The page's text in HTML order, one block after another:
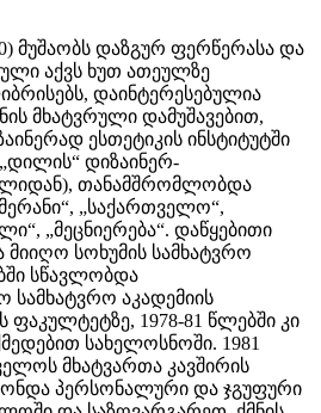
მუშაობს დაზგურ ფერწერასა და
აქვს ხუთ ათეულზე
დაინტერესებულია
მხატვრული დამუშავებით,
ესთეტიკის ინსტიტუტში
დიზაინერ-
თანამშრომლობდა
„საქართველო“,
„მეცნიერება“. დაწყებითი
სოხუმის სამხატვრო
სწავლობდა
აკადემიის
1978-81 წლებში კი
სახელოსნოში. 1981
მხატვართა კავშირის
პერსონალური და ჯგუფური